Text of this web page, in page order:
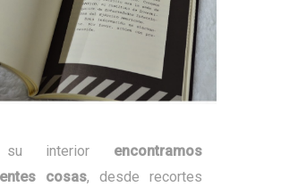
su interior encontramos
cosas, desde recortes